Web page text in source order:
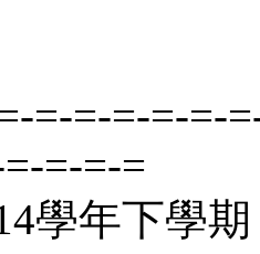
=-=-=-=-=-
=-=-=
學年下學